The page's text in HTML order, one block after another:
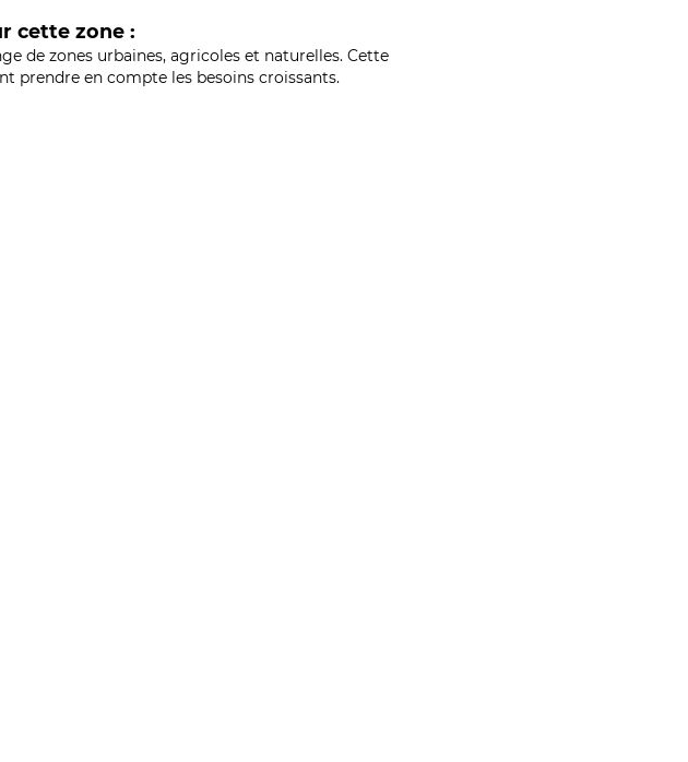
cette zone :
de zones urbaines, agricoles et naturelles. Cette
prendre en compte les besoins croissants.